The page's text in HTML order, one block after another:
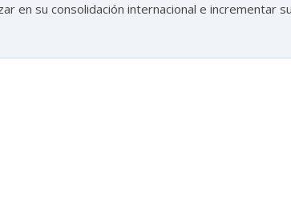
en su consolidación internacional e incrementar